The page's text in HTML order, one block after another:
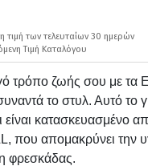
τιμή των τελευταίων 30 ημερών
Τιμή Καταλόγου
τρόπο ζωής σου με τα
το στυλ. Αυτό το
είναι κατασκευασμένο
που απομακρύνει την
φρεσκάδας.